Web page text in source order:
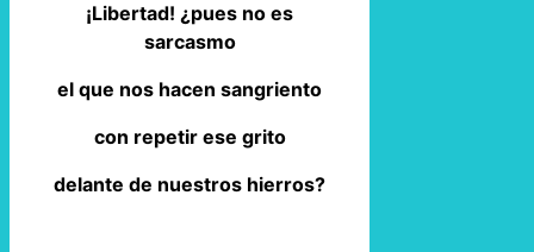
¡Libertad! ¿pues no es
sarcasmo
el que nos hacen sangriento
con repetir ese grito
delante de nuestros hierros?